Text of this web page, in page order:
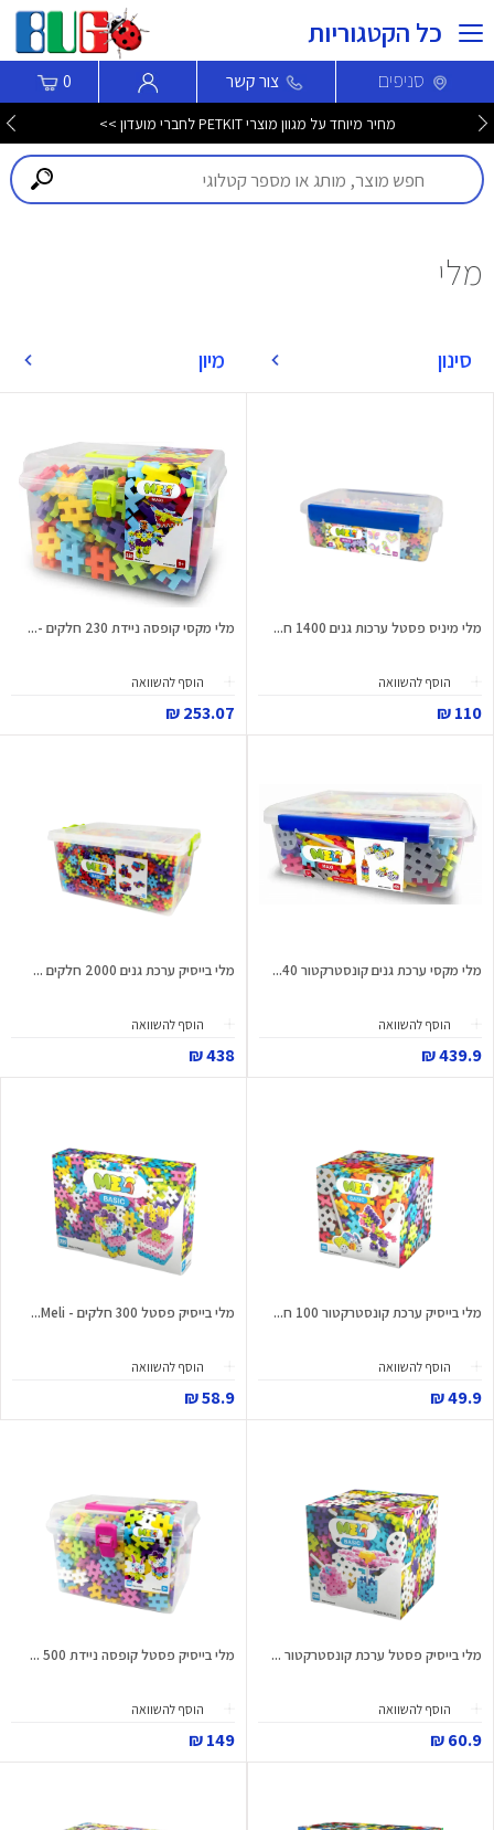
כל הקטגוריות
סניפים צור קשר 0
מחיר מיוחד על מגוון מוצרי PETKIT לחברי מועדון >>
מלי
סינון מיון
מלי מיניס פסטל ערכות גנים 1400 ח...
הוסף להשוואה
110 ₪
מלי מקסי קופסה ניידת 230 חלקים -...
הוסף להשוואה
253.07 ₪
מלי מקסי ערכת גנים קונסטרקטור 40...
הוסף להשוואה
439.9 ₪
מלי בייסיק ערכת גנים 2000 חלקים ...
הוסף להשוואה
438 ₪
מלי בייסיק ערכת קונסטרקטור 100 ח...
הוסף להשוואה
49.9 ₪
מלי בייסיק פסטל 300 חלקים - Meli...
הוסף להשוואה
58.9 ₪
מלי בייסיק פסטל ערכת קונסטרקטור ...
הוסף להשוואה
60.9 ₪
מלי בייסיק פסטל קופסה ניידת 500 ...
הוסף להשוואה
149 ₪